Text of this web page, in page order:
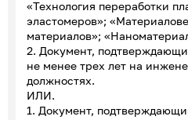
«Технология переработки
эластомеров»;
материалов»;
2. Документ,
не менее трех лет на
должностях.
ИЛИ.
1. Документ,